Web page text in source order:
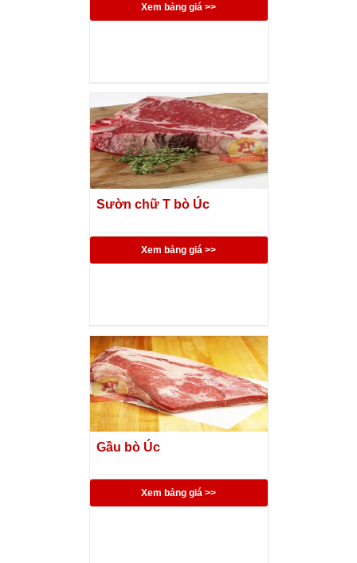
Xem bảng giá >>
Sườn chữ T bò Úc
Xem bảng giá >>
Gầu bò Úc
Xem bảng giá >>